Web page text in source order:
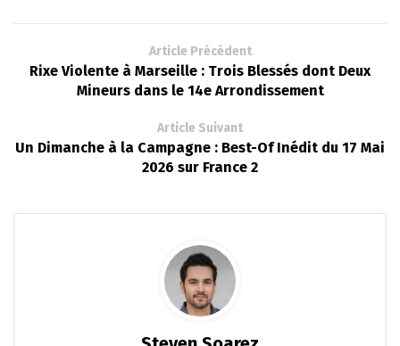
Article Précédent
Rixe Violente à Marseille : Trois Blessés dont Deux
Mineurs dans le 14e Arrondissement
Article Suivant
Un Dimanche à la Campagne : Best-Of Inédit du 17 Mai
2026 sur France 2